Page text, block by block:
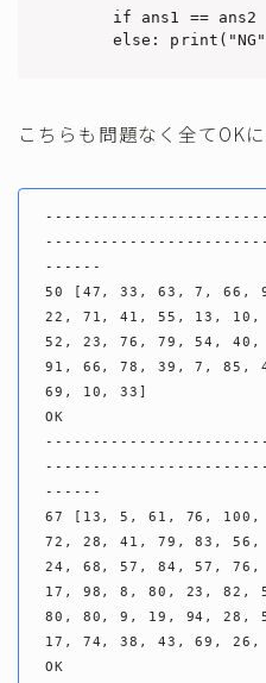
if ans1 == ans2
こちらも問題なく全てOKに
------
50 [47, 33, 63, 7, 66,
22, 71, 41, 55, 13,
52, 23, 76, 79, 54,
91, 66, 78, 39, 7, 85,
69, 10, 33]
OK
------
67 [13, 5, 61, 76,
72, 28, 41, 79, 83,
24, 68, 57, 84, 57,
17, 98, 8, 80, 23, 82,
80, 80, 9, 19, 94, 28,
17, 74, 38, 43, 69, 26,
OK